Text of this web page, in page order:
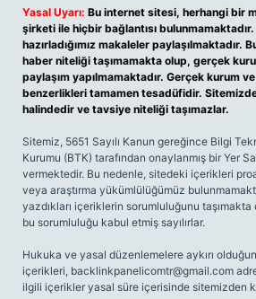
Yasal Uyarı: Bu internet sitesi, herhangi bir
şirketi ile hiçbir bağlantısı
hazırladığımız makaleler paylaşılmaktadır.
haber niteliği taşımamakta olup, gerçek
paylaşım yapılmamaktadır. Gerçek kurum
benzerlikleri tamamen tesadüfidir.
halindedir ve tavsiye niteliği taşımazlar.
Sitemiz, 5651 Sayılı Kanun gereğince Bilgi
Kurumu (BTK) tarafından onaylanmış bir Yer
vermektedir. Bu nedenle, sitedeki içerikleri
veya araştırma yükümlülüğümüz
yazdıkları içeriklerin sorumluluğunu
bu sorumluluğu kabul etmiş sayılırlar.
Hukuka ve yasal düzenlemelere aykırı
içerikleri, backlinkpanelicomtr@gmail.com
ilgili içerikler yasal süre içerisinde sitemizden